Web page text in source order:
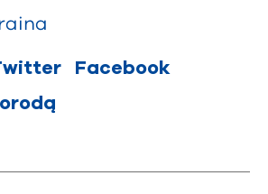
Facebook